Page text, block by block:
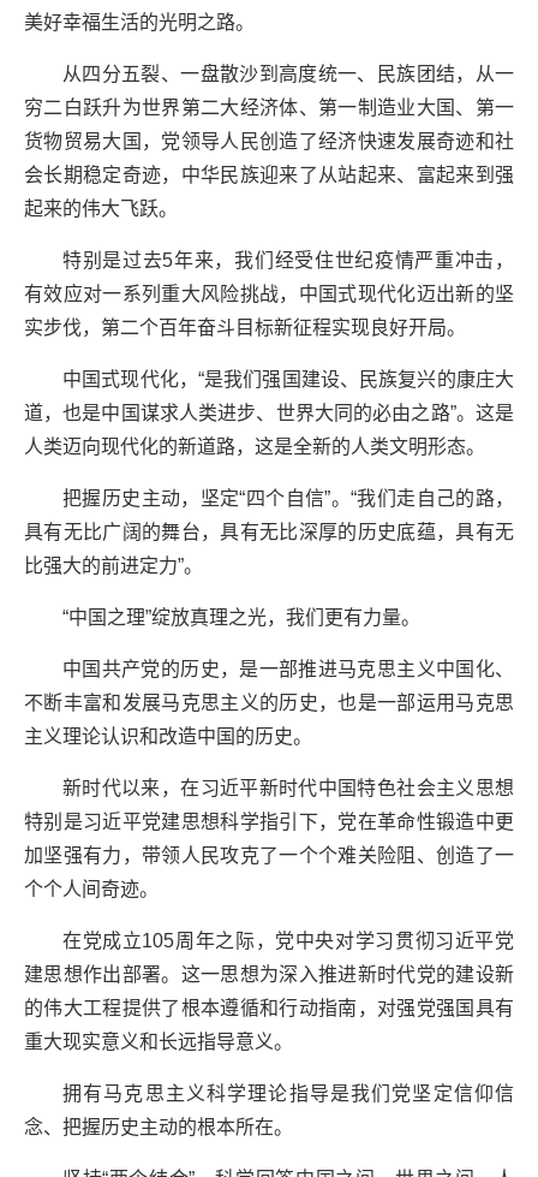
美好幸福生活的光明之路。
从四分五裂、一盘散沙到高度统一、民族团结，从一
穷二白跃升为世界第二大经济体、第一制造业大国、第一
货物贸易大国，党领导人民创造了经济快速发展奇迹和社
会长期稳定奇迹，中华民族迎来了从站起来、富起来到强
起来的伟大飞跃。
特别是过去5年来，我们经受住世纪疫情严重冲击，
有效应对一系列重大风险挑战，中国式现代化迈出新的坚
实步伐，第二个百年奋斗目标新征程实现良好开局。
中国式现代化，“是我们强国建设、民族复兴的康庄大
道，也是中国谋求人类进步、世界大同的必由之路”。这是
人类迈向现代化的新道路，这是全新的人类文明形态。
把握历史主动，坚定“四个自信”。“我们走自己的路，
具有无比广阔的舞台，具有无比深厚的历史底蕴，具有无
比强大的前进定力”。
“中国之理”绽放真理之光，我们更有力量。
中国共产党的历史，是一部推进马克思主义中国化、
不断丰富和发展马克思主义的历史，也是一部运用马克思
主义理论认识和改造中国的历史。
新时代以来，在习近平新时代中国特色社会主义思想
特别是习近平党建思想科学指引下，党在革命性锻造中更
加坚强有力，带领人民攻克了一个个难关险阻、创造了一
个个人间奇迹。
在党成立105周年之际，党中央对学习贯彻习近平党
建思想作出部署。这一思想为深入推进新时代党的建设新
的伟大工程提供了根本遵循和行动指南，对强党强国具有
重大现实意义和长远指导意义。
拥有马克思主义科学理论指导是我们党坚定信仰信
念、把握历史主动的根本所在。